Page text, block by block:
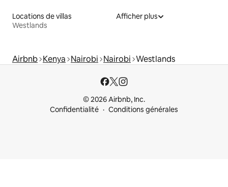
Locations de villas
Westlands
Afficher plus
Airbnb Kenya Nairobi Nairobi Westlands
© 2026 Airbnb, Inc.
Confidentialité
Conditions générales